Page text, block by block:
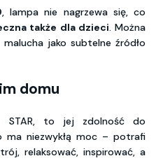
, lampa nie nagrzewa się, co
także dla dzieci. Można
jako subtelne źródło
domu
STAR, to jej zdolność do
ma niezwykłą moc – potrafi
relaksować, inspirować, a